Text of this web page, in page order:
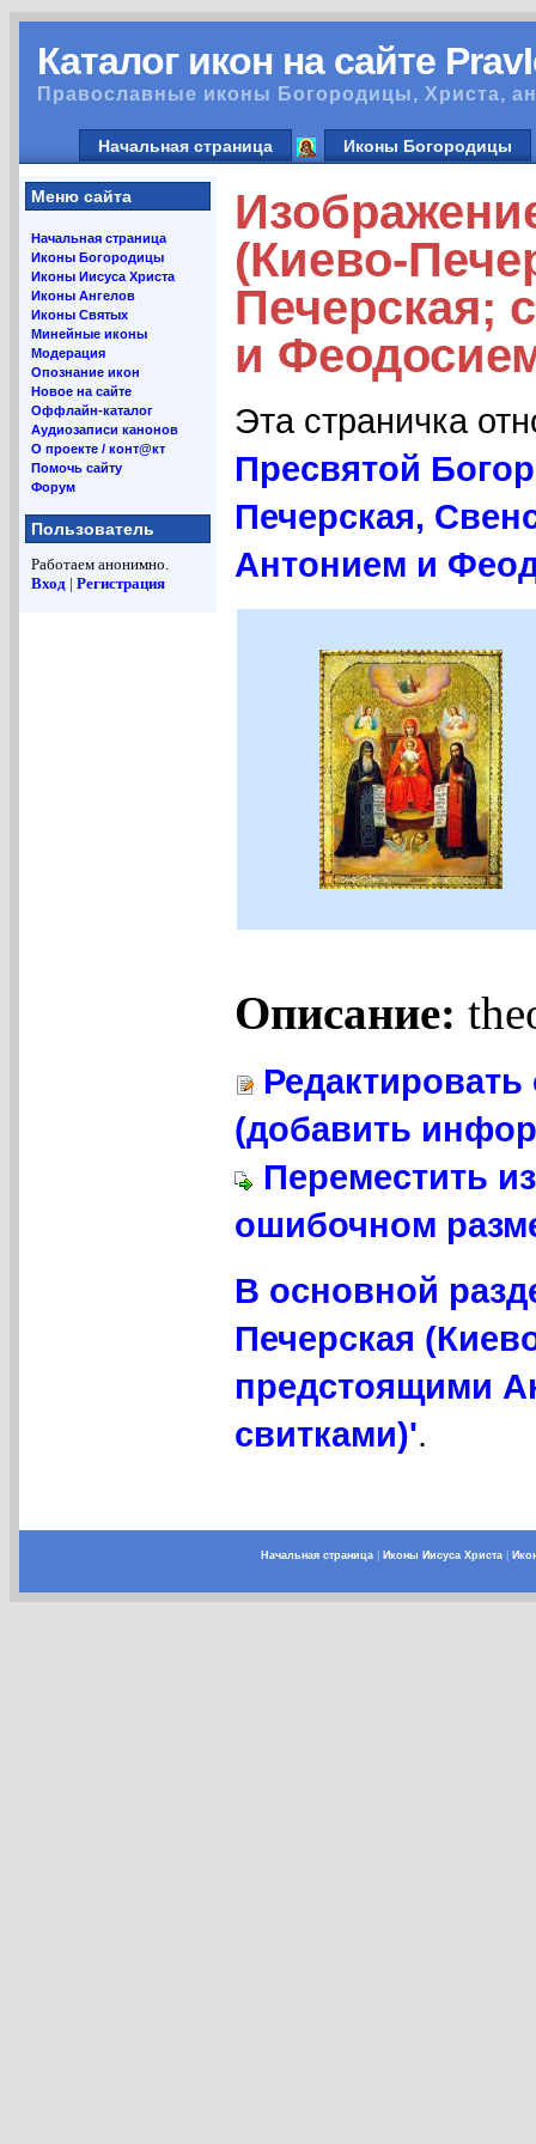
Каталог икон на сайте
Православные иконы Богородицы, Христа,
Начальная страница Иконы Богородицы
Меню сайта
Начальная страница
Иконы Богородицы
Иконы Иисуса Христа
Иконы Ангелов
Иконы Святых
Минейные иконы
Модерация
Опознание икон
Новое на сайте
Оффлайн-каталог
Аудиозаписи канонов
О проекте / конт@кт
Помочь сайту
Форум
Пользователь
Работаем анонимно.
Вход | Регистрация
(Киево-
Печерская;
и
Эта страничка
Пресвятой
Печерская,
Антонием и
Описание:
(добавить
Переместить
ошибочном
В основной
Печерская
предстоящими
свитками)'.
Начальная страница| Иконы Иисуса Христа|